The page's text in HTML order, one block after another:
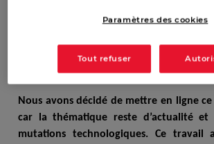
12/11/2025 Actualizado:
Nous avons décidé de mettre en ligne
car la thématique reste d’actualité et
mutations technologiques. Ce travail
Paramètres des cookies
Tout refuser